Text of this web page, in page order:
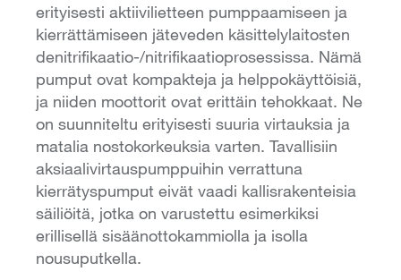
erityisesti aktiivilietteen pumppaamiseen ja
kierrättämiseen jäteveden käsittelylaitosten
denitrifikaatio-/nitrifikaatioprosessissa. Nämä
pumput ovat kompakteja ja helppokäyttöisiä,
ja niiden moottorit ovat erittäin tehokkaat. Ne
on suunniteltu erityisesti suuria virtauksia ja
matalia nostokorkeuksia varten. Tavallisiin
aksiaalivirtauspumppuihin verrattuna
kierrätyspumput eivät vaadi kallisrakenteisia
säiliöitä, jotka on varustettu esimerkiksi
erillisellä sisäänottokammiolla ja isolla
nousuputkella.